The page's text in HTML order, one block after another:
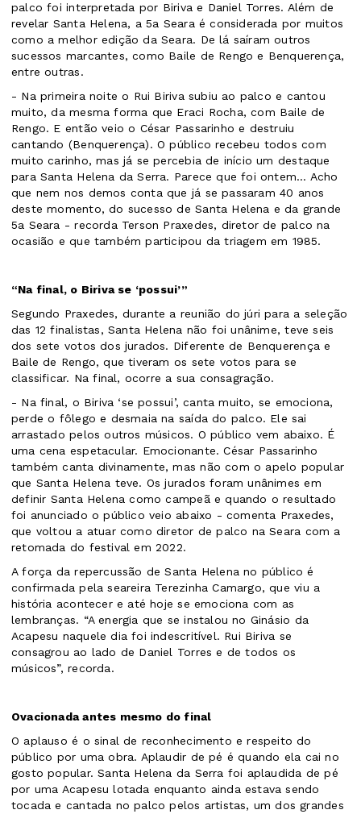
palco foi interpretada por Biriva e Daniel Torres. Além de
revelar Santa Helena, a 5a Seara é considerada por muitos
como a melhor edição da Seara. De lá saíram outros
sucessos marcantes, como Baile de Rengo e Benquerença,
entre outras.
- Na primeira noite o Rui Biriva subiu ao palco e cantou
muito, da mesma forma que Eraci Rocha, com Baile de
Rengo. E então veio o César Passarinho e destruiu
cantando (Benquerença). O público recebeu todos com
muito carinho, mas já se percebia de início um destaque
para Santa Helena da Serra. Parece que foi ontem… Acho
que nem nos demos conta que já se passaram 40 anos
deste momento, do sucesso de Santa Helena e da grande
5a Seara - recorda Terson Praxedes, diretor de palco na
ocasião e que também participou da triagem em 1985.
“Na final, o Biriva se ‘possui’”
Segundo Praxedes, durante a reunião do júri para a seleção
das 12 finalistas, Santa Helena não foi unânime, teve seis
dos sete votos dos jurados. Diferente de Benquerença e
Baile de Rengo, que tiveram os sete votos para se
classificar. Na final, ocorre a sua consagração.
- Na final, o Biriva ‘se possui’, canta muito, se emociona,
perde o fôlego e desmaia na saída do palco. Ele sai
arrastado pelos outros músicos. O público vem abaixo. É
uma cena espetacular. Emocionante. César Passarinho
também canta divinamente, mas não com o apelo popular
que Santa Helena teve. Os jurados foram unânimes em
definir Santa Helena como campeã e quando o resultado
foi anunciado o público veio abaixo - comenta Praxedes,
que voltou a atuar como diretor de palco na Seara com a
retomada do festival em 2022.
A força da repercussão de Santa Helena no público é
confirmada pela seareira Terezinha Camargo, que viu a
história acontecer e até hoje se emociona com as
lembranças. “A energia que se instalou no Ginásio da
Acapesu naquele dia foi indescritível. Rui Biriva se
consagrou ao lado de Daniel Torres e de todos os
músicos”, recorda.
Ovacionada antes mesmo do final
O aplauso é o sinal de reconhecimento e respeito do
público por uma obra. Aplaudir de pé é quando ela cai no
gosto popular. Santa Helena da Serra foi aplaudida de pé
por uma Acapesu lotada enquanto ainda estava sendo
tocada e cantada no palco pelos artistas, um dos grandes